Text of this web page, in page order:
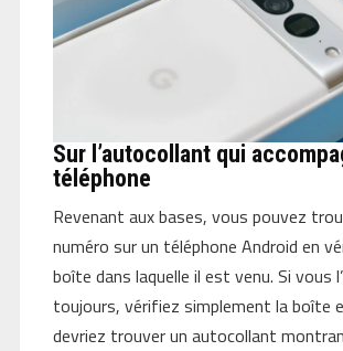
Sur l’autocollant qui
téléphone
Revenant aux bases, vous pouvez
numéro sur un téléphone Android en
boîte dans laquelle il est venu. Si vous
toujours, vérifiez simplement la boîte
devriez trouver un autocollant